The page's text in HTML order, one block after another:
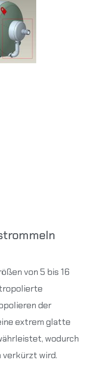
von 5 bis 16
der
extrem glatte
wodurch
verkürzt wird.